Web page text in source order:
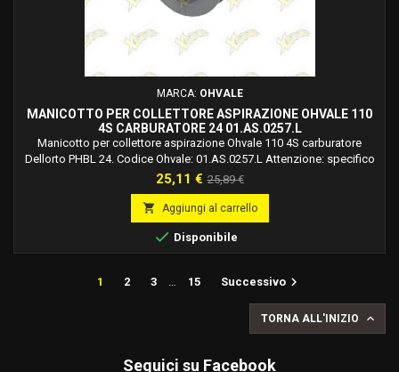
MARCA: OHVALE
MANICOTTO PER COLLETTORE ASPIRAZIONE OHVALE 110
4S CARBURATORE 24 01.AS.0257.L
Manicotto per collettore aspirazione Ohvale 110 4S carburatore
Dellorto PHBL 24. Codice Ohvale: 01.AS.0257.L Attenzione: specifico
per carburatore da 24.
Prezzo
25,11 € Prezzo
base
25,89 €
 Aggiungi al carrello
 Disponibile
1 2 3 15 Successivo 
TORNA ALL'INIZIO 
Seguici su Facebook